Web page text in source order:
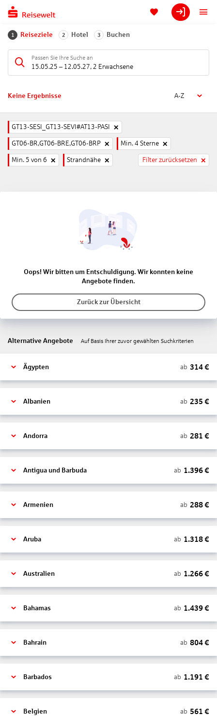
1 Reiseziele 2 Hotel 3 Buchen
Passen Sie Ihre Suche an
15.05.25 – 12.05.27, 2 Erwachsene
Keine Ergebnisse A-Z
GT13-SESI_GT13-SEVI#AT13-PASI
GT06-BR,GT06-BRE,GT06-BRP Min. 4 Sterne
Min. 5 von 6 Strandnähe Filter zurücksetzen
Oops! Wir bitten um Entschuldigung. Wir konnten keine
Angebote finden.
Zurück zur Übersicht
Alternative Angebote Auf Basis Ihrer zuvor gewählten Suchkriterien
Ägypten ab 314€
Albanien ab 235 €
Andorra ab 281 €
Antigua und Barbuda ab 1.396€
Armenien ab 288€
Aruba ab 1.318€
Australien ab 1.266€
Bahamas ab 1.439€
Bahrain ab 804€
Barbados ab 1.191 €
Belgien ab 561 €